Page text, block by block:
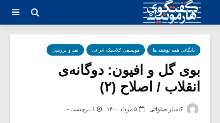
بایگانی همه نوشته ها موسیقی کلاسیک ایرانی نقد و بررسی
بوی گل و افیون: دوگانه‌ی
انقلاب / اصلاح (۲)
کامیار صلواتی ۵ مرداد ۱۴۰۰ 3 برچسب -